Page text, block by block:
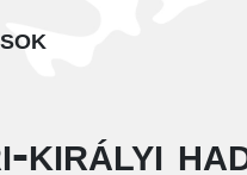
királyi